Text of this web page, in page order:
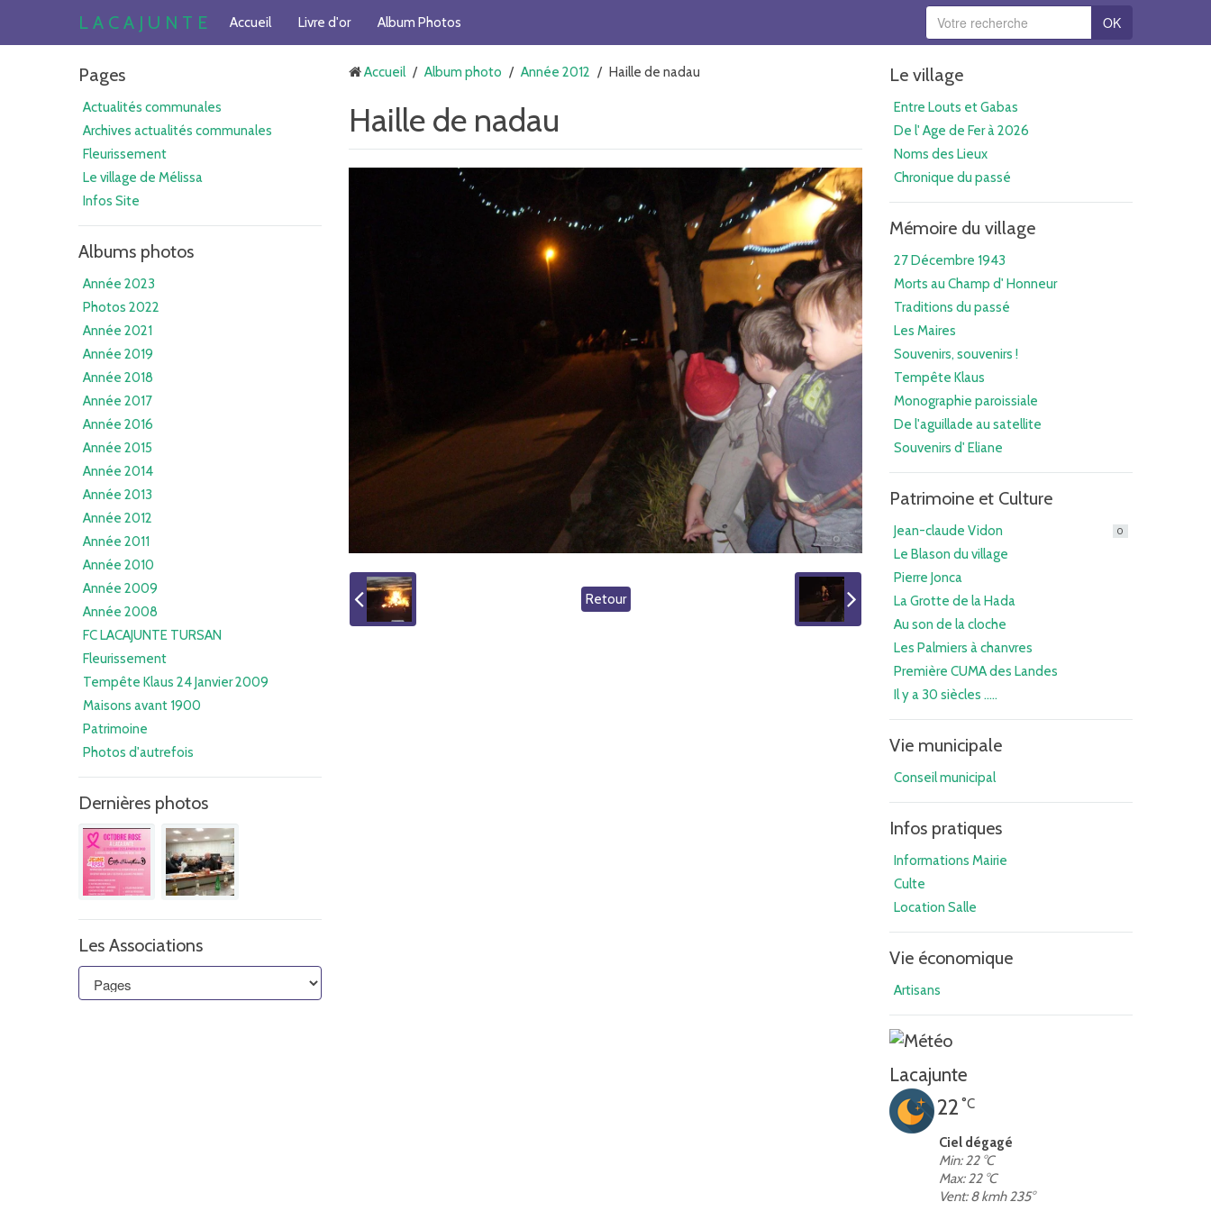
L A C A J U N T E Accueil Livre d'or Album Photos OK
Pages
Actualités communales
Archives actualités communales
Fleurissement
Le village de Mélissa
Infos Site
Albums photos
Année 2023
Photos 2022
Année 2021
Année 2019
Année 2018
Année 2017
Année 2016
Année 2015
Année 2014
Année 2013
Année 2012
Année 2011
Année 2010
Année 2009
Année 2008
FC LACAJUNTE TURSAN
Fleurissement
Tempête Klaus 24 Janvier 2009
Maisons avant 1900
Patrimoine
Photos d'autrefois
Dernières photos
Les Associations
Accueil / Album photo / Année 2012 / Haille de nadau
Haille de nadau
Retour
Le village
Entre Louts et Gabas
De l' Age de Fer à 2026
Noms des Lieux
Chronique du passé
Mémoire du village
27 Décembre 1943
Morts au Champ d' Honneur
Traditions du passé
Les Maires
Souvenirs, souvenirs !
Tempête Klaus
Monographie paroissiale
De l'aguillade au satellite
Souvenirs d' Eliane
Patrimoine et Culture
Jean-claude Vidon 0
Le Blason du village
Pierre Jonca
La Grotte de la Hada
Au son de la cloche
Les Palmiers à chanvres
Première CUMA des Landes
Il y a 30 siècles .....
Vie municipale
Conseil municipal
Infos pratiques
Informations Mairie
Culte
Location Salle
Vie économique
Artisans
Lacajunte
22 °C
Ciel dégagé
Min: 22 °C
Max: 22 °C
Vent: 8 kmh 235°